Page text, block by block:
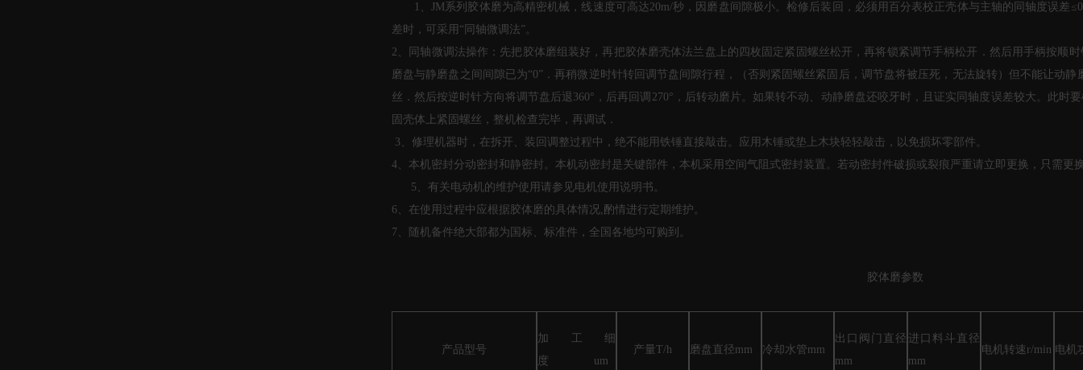
1、JM系列胶体磨为高精密机械，线速度可高达20m/秒，因磨盘间隙极小。检修后装回，必须用百分表校正壳体与主轴的同轴度误差
差时，可采用“同轴微调法”。
2、同轴微调法操作：先把胶体磨组装好，再把胶体磨壳体法兰盘上的四枚固定紧固螺丝松开，再将锁紧调节手柄松开．然后用手柄按顺
磨盘与静磨盘之间间隙已为“0”．再稍微逆时针转回调节盘间隙行程，（否则紧固螺丝紧固后，调节盘将被压死，无法旋转）但不能让动
丝．然后按逆时针方向将调节盘后退360°，后再回调270°，后转动磨片。如果转不动、动静磨盘还咬牙时，且证实同轴度误差较大。此时
固壳体上紧固螺丝，整机检查完毕，再调试．
3、修理机器时，在拆开、装回调整过程中，绝不能用铁锤直接敲击。应用木锤或垫上木块轻轻敲击，以免损坏零部件。
4、本机密封分动密封和静密封。本机动密封是关键部件，本机采用空间气阻式密封装置。若动密封件破损或裂痕严重请立即更换，只需更
5、有关电动机的维护使用请参见电机使用说明书。
6、在使用过程中应根据胶体磨的具体情况,酌情进行定期维护。
7、随机备件绝大部都为国标、标准件，全国各地均可购到。
胶体磨参数
产品型号
加工 细
度
um
产量T/h 磨盘 直径mm 冷却水管mm
出口 阀门 直径
mm
进口 料斗 直径
mm
电机转速 r/min 电机